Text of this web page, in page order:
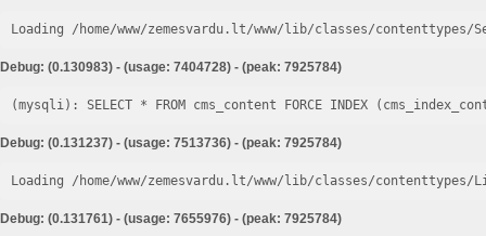
Loading /home/www/zemesvardu.lt/www/lib/classes/
Debug: (0.130983) - (usage: 7404728) - (peak: 7925784)
Debug: (0.131237) - (usage: 7513736) - (peak: 7925784)
Loading /home/www/zemesvardu.lt/www/lib/classes/
Debug: (0.131761) - (usage: 7655976) - (peak: 7925784)